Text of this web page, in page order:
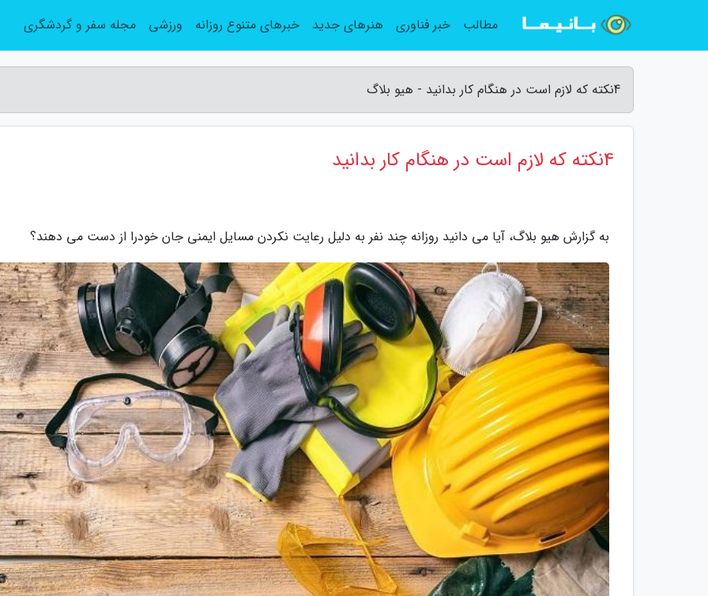
4نکته که لازم است در هنگام کار بدانید - هیو بلاگ
4نکته که لازم است در هنگام کار بدانید
به گزارش هیو بلاگ، آیا می دانید روزانه چند نفر به دلیل رعایت نکردن مسایل ایمنی جان خودرا از دست می دهند؟
مطالب خبر فناوری هنرهای جدید خبرهای متنوع روزانه ورزشی مجله سفر و گردشگری